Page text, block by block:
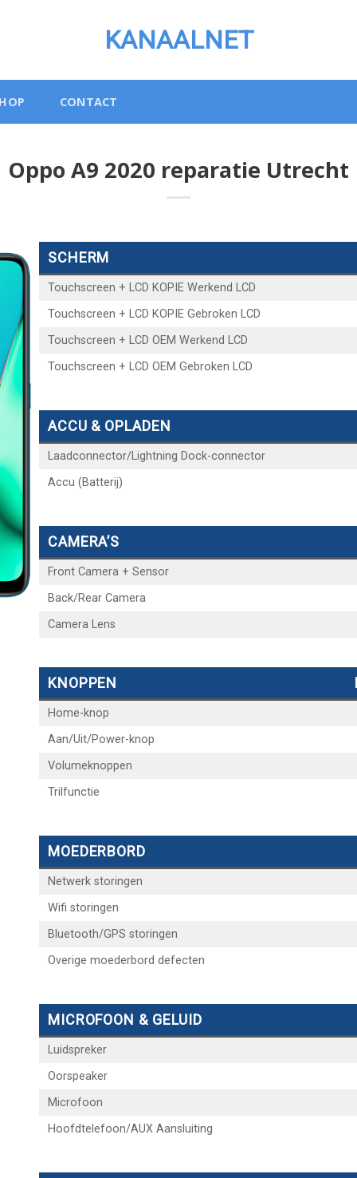
KANAALNET
CONTACT
Oppo A9 2020 reparatie Utrecht
SCHERM
Touchscreen + LCD KOPIE Werkend LCD
Touchscreen + LCD KOPIE Gebroken LCD
Touchscreen + LCD OEM Werkend LCD
Touchscreen + LCD OEM Gebroken LCD
ACCU & OPLADEN
Laadconnector/Lightning Dock-connector
Accu (Batterij)
CAMERA’S
Front Camera + Sensor
Back/Rear Camera
Camera Lens
KNOPPEN
Home-knop
Aan/Uit/Power-knop
Volumeknoppen
Trilfunctie
MOEDERBORD
Netwerk storingen
Wifi storingen
Bluetooth/GPS storingen
Overige moederbord defecten
MICROFOON & GELUID
Luidspreker
Oorspeaker
Microfoon
Hoofdtelefoon/AUX Aansluiting